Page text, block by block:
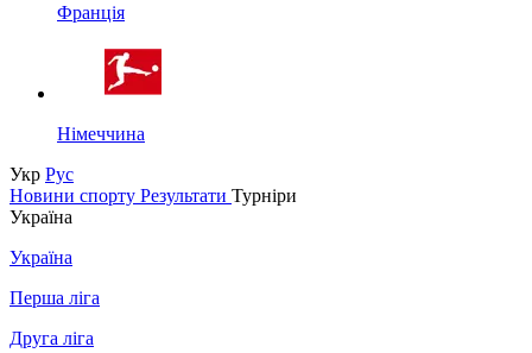
Франція
Німеччина
Укр Рус
Новини спорту Результати Турніри
Україна
Україна
Перша ліга
Друга ліга